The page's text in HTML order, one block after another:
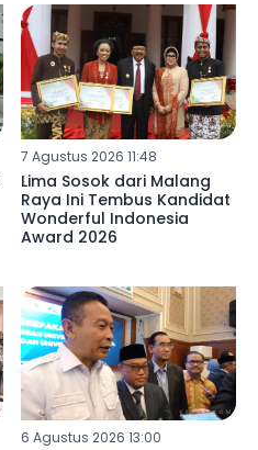
7 Agustus 2026 11:48
Lima Sosok dari Malang
Raya Ini Tembus Kandidat
Wonderful Indonesia
Award 2026
6 Agustus 2026 13:00